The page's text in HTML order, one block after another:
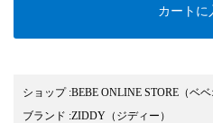
カートに
ショップ:BEBE ONLINE STORE（ベ
ブランド :ZIDDY （ジディー）